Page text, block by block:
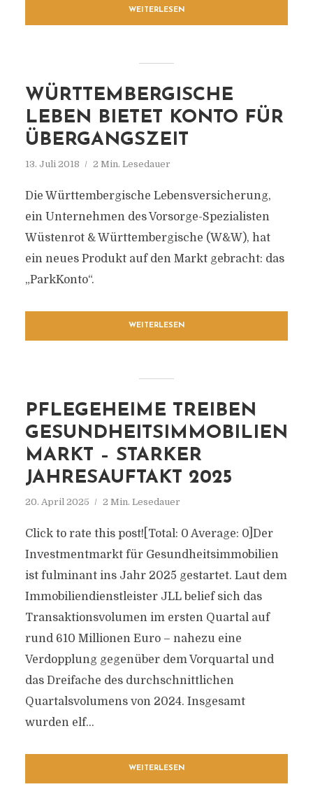
WEITERLESEN
WÜRTTEMBERGISCHE
LEBEN BIETET KONTO FÜR
ÜBERGANGSZEIT
13. Juli 2018 2 Min. Lesedauer
Die Württembergische Lebensversicherung,
ein Unternehmen des Vorsorge-Spezialisten
Wüstenrot & Württembergische (W&W), hat
ein neues Produkt auf den Markt gebracht: das
„ParkKonto“.
WEITERLESEN
PFLEGEHEIME TREIBEN
GESUNDHEITSIMMOBILIEN
MARKT – STARKER
JAHRESAUFTAKT 2025
20. April 2025 2 Min. Lesedauer
Click to rate this post![Total: 0 Average: 0]Der
Investmentmarkt für Gesundheitsimmobilien
ist fulminant ins Jahr 2025 gestartet. Laut dem
Immobiliendienstleister JLL belief sich das
Transaktionsvolumen im ersten Quartal auf
rund 610 Millionen Euro – nahezu eine
Verdopplung gegenüber dem Vorquartal und
das Dreifache des durchschnittlichen
Quartalsvolumens von 2024. Insgesamt
wurden elf...
WEITERLESEN